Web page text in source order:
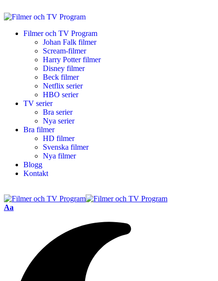
Filmer och TV Program
Johan Falk filmer
Scream-filmer
Harry Potter filmer
Disney filmer
Beck filmer
Netflix serier
HBO serier
TV serier
Bra serier
Nya serier
Bra filmer
HD filmer
Svenska filmer
Nya filmer
Blogg
Kontakt
Aa